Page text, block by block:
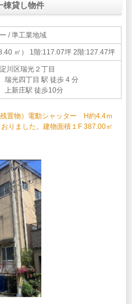
棟貸し物件
/ 準工業地域
㎡） 1階:117.07坪 2階:127.47坪
川区瑞光２丁目
光四丁目 駅 徒歩 4 分
上新庄駅 徒歩10分
置物）電動シャッター H約4.4ｍ
りました。建物面積１F 387.00㎡